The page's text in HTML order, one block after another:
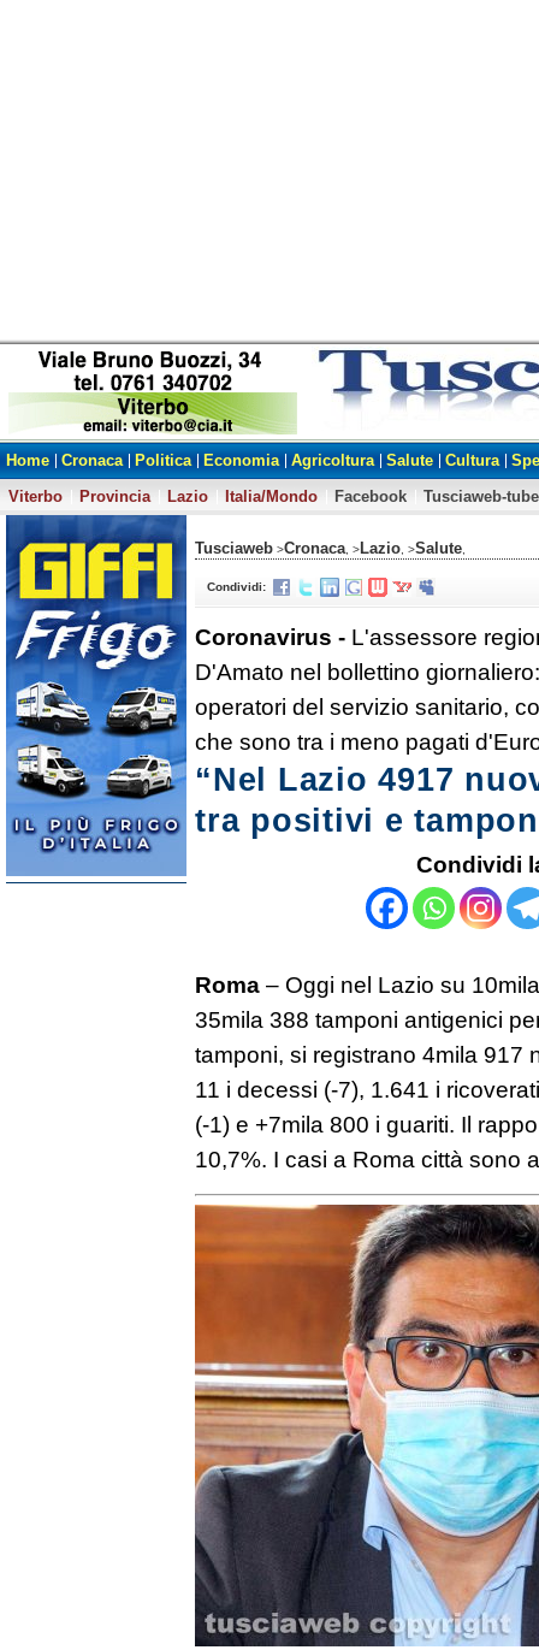
Home Cronaca Politica Economia Agricoltura Salute Cultura
Viterbo
Provincia Lazio Italia/Mondo Facebook Tusciaweb-tube
Tusciaweb >Cronaca , >Lazio , >Salute
Condividi:
Coronavirus - L'assessore
D'Amato nel bollettino
operatori del servizio sanitario,
che sono tra i meno pagati
“Nel Lazio 4917
tra positivi e
Condividi
Roma – Oggi nel Lazio su
35mila 388 tamponi antigenici
tamponi, si registrano 4mila 917
11 i decessi (-7), 1.641 i
(-1) e +7mila 800 i guariti. Il
10,7%. I casi a Roma città sono